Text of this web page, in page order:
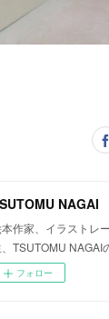
NAGAI
作家、イラストレ
TSUTOMU NAGAI
フォロー